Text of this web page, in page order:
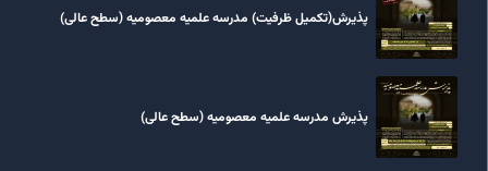
پذیرش(تکمیل ظرفیت) مدرسه علمیه معصومیه‌ (سطح عالی)
پذیرش مدرسه علمیه معصومیه‌ (سطح عالی)